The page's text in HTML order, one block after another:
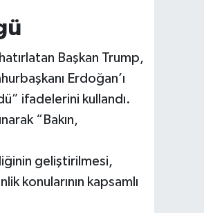
Başkan Trump,
Erdoğan’ı
ifadelerini kullandı.
“Bakın,
geliştirilmesi,
konularının kapsamlı